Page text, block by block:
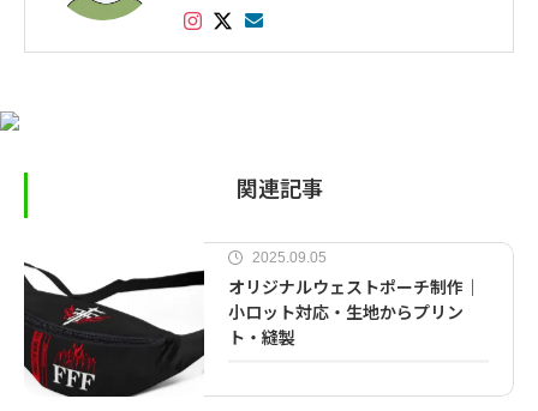
サリー、インテリアなど幅広く対応し数多くの
関連記事
2025.09.05
オリジナルウェストポーチ制作｜
小ロット対応・生地からプリン
ト・縫製